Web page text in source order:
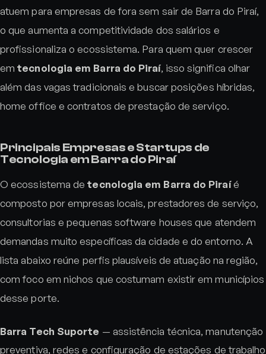
atuem para empresas de fora sem sair de Barra do Piraí,
o que aumenta a competitividade dos salários e
profissionaliza o ecossistema. Para quem quer crescer
emtecnologia em Barra do Piraí, isso significa olhar
além das vagas tradicionais e buscar posições híbridas,
home office e contratos de prestação de serviço.
Principais Empresas e Startups de
Tecnologia em Barra do Piraí
O ecossistema detecnologia em Barra do Piraíé
composto por empresas locais, prestadores de serviço,
consultorias e pequenas software houses que atendem
demandas muito específicas da cidade e do entorno. A
lista abaixo reúne perfis plausíveis de atuação na região,
com foco em nichos que costumam existir em municípios
desse porte.
Barra Tech Suporte — assistência técnica, manutenção
preventiva, redes e configuração de estações de trabalho